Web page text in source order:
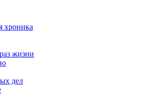
хроника
жизни
дел